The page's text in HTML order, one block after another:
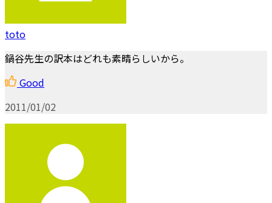
toto
鍋谷先生の訳本はどれも素晴らしいから。
Good
2011/01/02